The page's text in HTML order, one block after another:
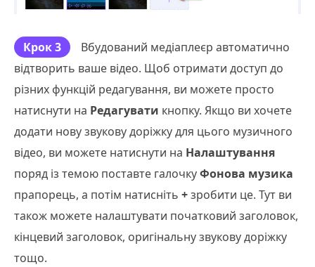
Крок 3
Вбудований медіаплеєр автоматично
відтворить ваше відео. Щоб отримати доступ до
різних функцій редагування, ви можете просто
натиснути на Редагувати кнопку. Якщо ви хочете
додати нову звукову доріжку для цього музичного
відео, ви можете натиснути на Налаштування
поряд із темою поставте галочкуФонова музика
прапорець, а потім натисніть +зробити це. Тут ви
також можете налаштувати початковий заголовок,
кінцевий заголовок, оригінальну звукову доріжку
тощо.